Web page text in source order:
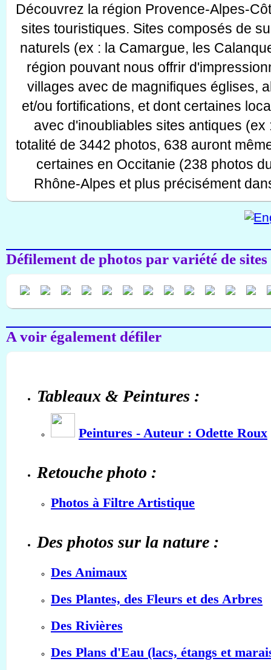
Découvrez la région Provence-Alpes-
sites touristiques. Sites composés de
naturels (ex : la Camargue, les
région pouvant nous offrir
villages avec de magnifiques églises,
et/ou fortifications, et dont certaines
avec d'inoubliables sites antiques
totalité de 3442 photos, 638 auront
certaines en Occitanie (238 photos
Rhône-Alpes et plus précisément
Défilement de photos par variété de
A voir également défiler
Tableaux & Peintures :
Peintures - Auteur : Odette Roux
Retouche photo :
Photos à Filtre Artistique
Des photos sur la nature :
Des Animaux
Des Plantes, des Fleurs et des Arbres
Des Rivières
Des Plans d'Eau (lacs, étangs et